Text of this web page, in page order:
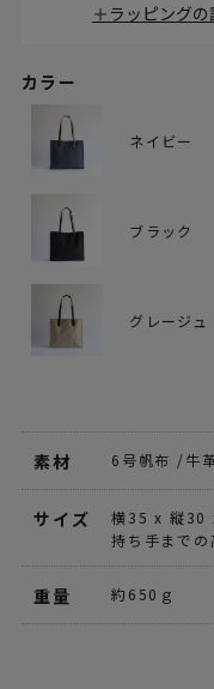
＋ラッピング
カラー
ネイビー
ブラック
グレージュ
素材 6号帆布 /牛
サイズ
横35 x 縦30
持ち手まで
重量 約650ｇ